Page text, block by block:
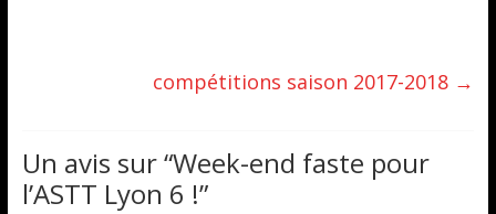
compétitions saison 2017-2018 →
Un avis sur “Week-end faste pour
l’ASTT Lyon 6 !”